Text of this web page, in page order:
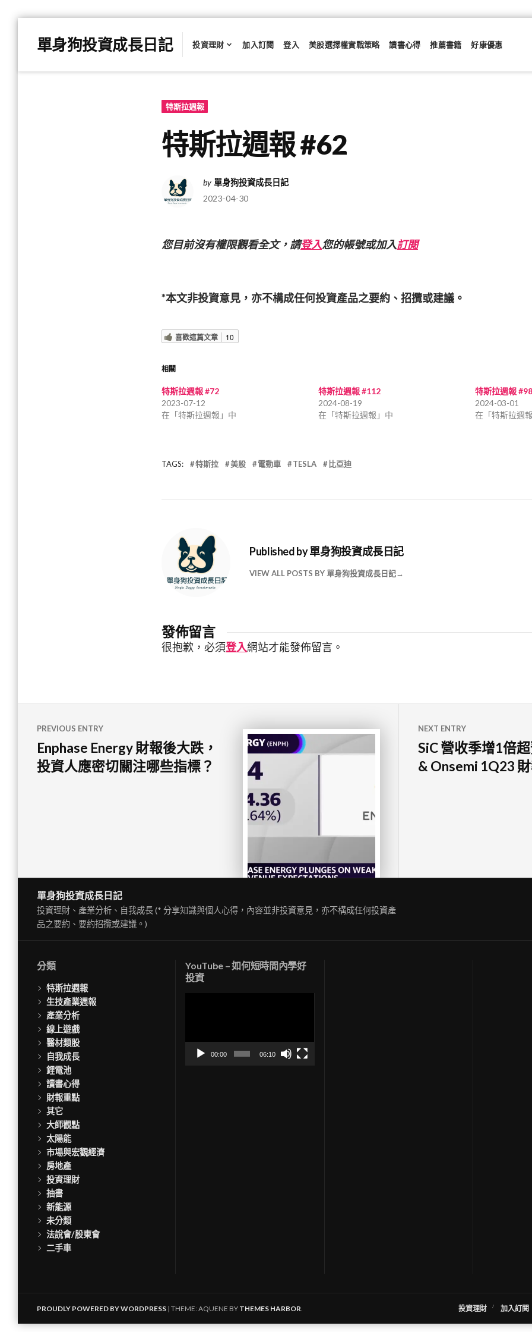
單身狗投資成長日記 投資理財 加入訂閱 登入 美股選擇權實戰策略 讀書心得 推薦書籍 好康優惠
特斯拉週報
特斯拉週報 #62
by 單身狗投資成長日記
2023-04-30
您目前沒有權限觀看全文，請登入您的帳號或加入訂閱
*本文非投資意見，亦不構成任何投資產品之要約、招攬或建議。
喜歡這篇文章 10
相關
特斯拉週報 #72
2023-07-12
在「特斯拉週報」中
特斯拉週報 #112
2024-08-19
在「特斯拉週報」中
特斯拉週報 #98
2024-03-01
在「特斯拉週
TAGS: 特斯拉 美股 電動車 TESLA 比亞迪
Published by單身狗投資成長日記
VIEW ALL POSTS BY 單身狗投資成長日記
發佈留言
很抱歉，必須登入網站才能發佈留言。
PREVIOUS ENTRY
Enphase Energy 財報後大跌，
投資人應密切關注哪些指標？
NEXT ENTRY
SiC 營收季增1倍
& Onsemi 1Q23
單身狗投資成長日記
投資理財、產業分析、自我成長 (* 分享知識與個人心得，內容並非投資意見，亦不構成任何投資產
品之要約、要約招攬或建議。)
分類
特斯拉週報
生技產業週報
產業分析
線上遊戲
醫材類股
自我成長
鋰電池
讀書心得
財報重點
其它
大師觀點
太陽能
市場與宏觀經濟
房地產
投資理財
抽書
新能源
未分類
法說會/股東會
二手車
YouTube – 如何短時間內學好
投資
放
00:00 06:10
投資理財 加入訂閱
PROUDLY POWERED BY WORDPRESS | THEME: AQUENE BY THEMES HARBOR